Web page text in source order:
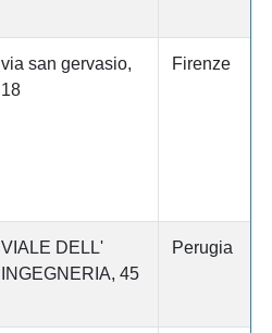
via san gervasio,
18
Firenze
VIALE DELL'
INGEGNERIA, 45
Perugia